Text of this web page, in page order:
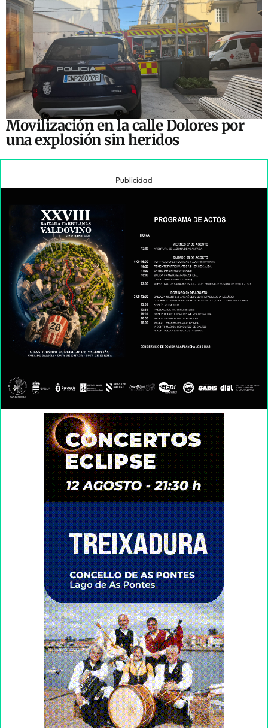
Movilización en la calle Dolores por
una explosión sin heridos
Publicidad